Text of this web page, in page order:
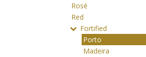
Rosé
Red
Fortified
Porto
Madeira